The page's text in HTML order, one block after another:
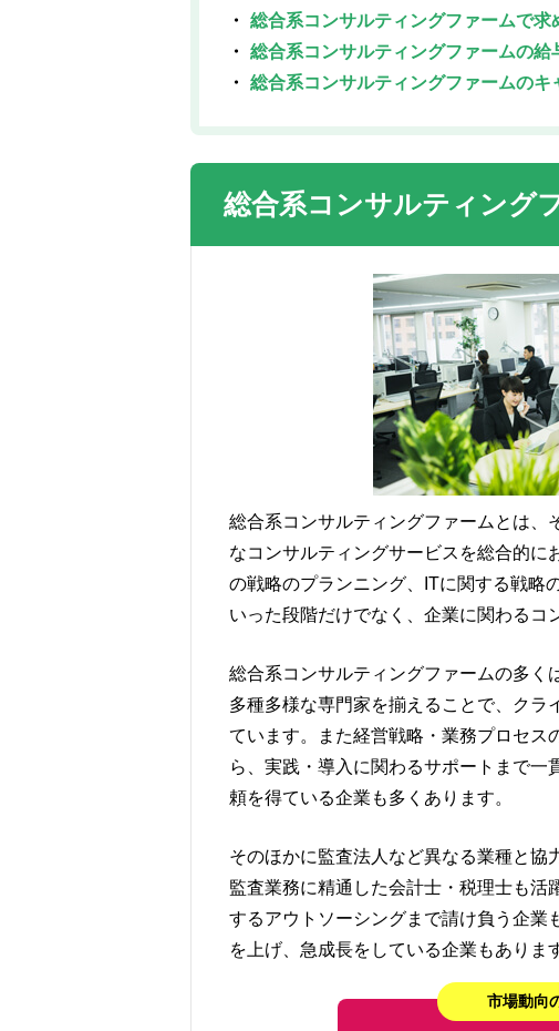
総合系コンサルティングファームで
総合系コンサルティングファームの
総合系コンサルティングファームのキ
総合系コンサルティング
総合系コンサルティングファームとは、
なコンサルティングサービスを総合的に
の戦略のプランニング、ITに関する戦略
いった段階だけでなく、企業に関わるコ
総合系コンサルティングファームの多く
多種多様な専門家を揃えることで、クラ
ています。また経営戦略・業務プロセス
ら、実践・導入に関わるサポートまで
頼を得ている企業も多くあります。
そのほかに監査法人など異なる業種と協
監査業務に精通した会計士・税理士も活
するアウトソーシングまで請け負う企業
を上げ、急成長をしている企業もありま
市場動向